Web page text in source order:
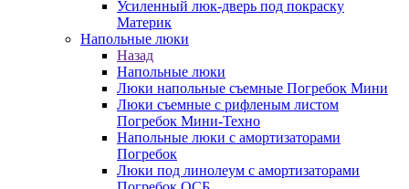
Усиленный люк-дверь под покраску
Материк
Напольные люки
Назад
Напольные люки
Люки напольные съемные Погребок Мини
Люки съемные с рифленым листом
Погребок Мини-Техно
Напольные люки с амортизаторами
Погребок
Люки под линолеум с амортизаторами